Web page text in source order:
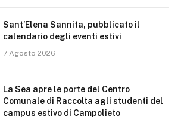
Sant’Elena Sannita, pubblicato il
calendario degli eventi estivi
7 Agosto 2026
La Sea apre le porte del Centro
Comunale di Raccolta agli studenti del
campus estivo di Campolieto